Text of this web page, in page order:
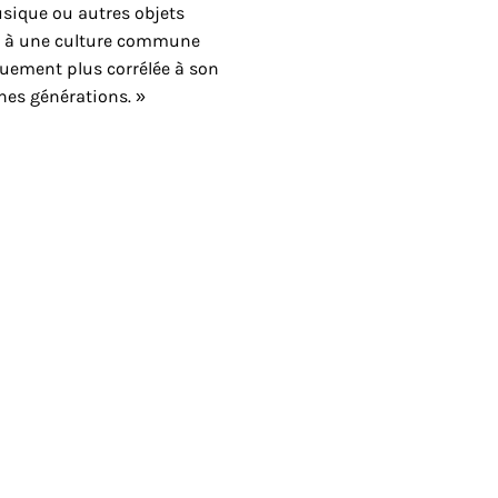
ou autres objets
une culture commune
plus corrélée à son
générations. »